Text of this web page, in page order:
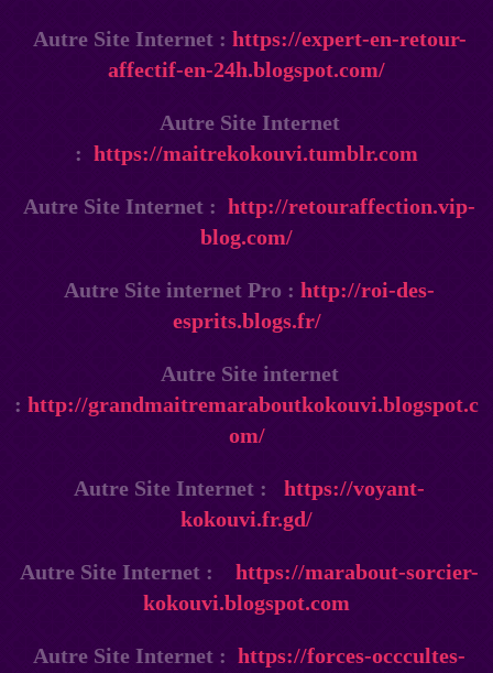
Autre Site Internet : https://expert-en-retour-
affectif-en-24h.blogspot.com/
Autre Site Internet
: https://maitrekokouvi.tumblr.com
Autre Site Internet : http://retouraffection.vip-
blog.com/
Autre Site internet Pro : http://roi-des-
esprits.blogs.fr/
Autre Site internet
: http://grandmaitremaraboutkokouvi.blogspot.c
om/
Autre Site Internet : https://voyant-
kokouvi.fr.gd/
Autre Site Internet :
https://marabout-sorcier-
kokouvi.blogspot.com
Autre Site Internet : https://forces-occcultes-